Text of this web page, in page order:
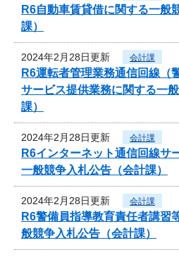
R6自動車賃貸借に関する一般
課）
2024年2月28日更新 会計課
R6運転者管理業務通信回線（
サービス提供業務に関する一
課）
2024年2月28日更新 会計課
R6インターネット通信回線サ
一般競争入札公告（会計課）
2024年2月28日更新 会計課
R6警備員指導教育責任者講習
般競争入札公告（会計課）